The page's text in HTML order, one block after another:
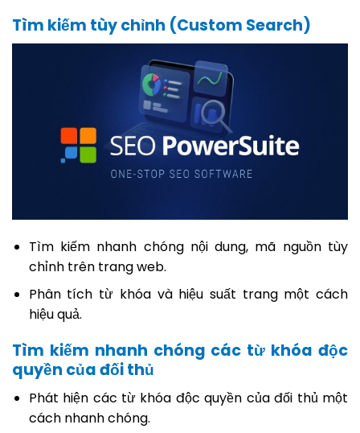
Tìm kiếm tùy chỉnh (Custom Search)
Tìm kiếm nhanh chóng nội dung, mã nguồn tùy
chỉnh trên trang web.
Phân tích từ khóa và hiệu suất trang một cách
hiệu quả.
Tìm kiếm nhanh chóng các từ khóa độc
quyền của đối thủ
Phát hiện các từ khóa độc quyền của đối thủ một
cách nhanh chóng.